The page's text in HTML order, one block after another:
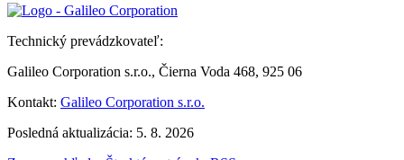
Technický prevádzkovateľ:
Galileo Corporation s.r.o., Čierna Voda 468, 925 06
Kontakt: Galileo Corporation s.r.o.
Posledná aktualizácia: 5. 8. 2026